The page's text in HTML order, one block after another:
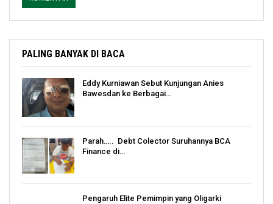
PALING BANYAK DI BACA
Eddy Kurniawan Sebut Kunjungan Anies
Bawesdan ke Berbagai…
Parah….. Debt Colector Suruhannya BCA
Finance di…
Pengaruh Elite Pemimpin yang Oligarki